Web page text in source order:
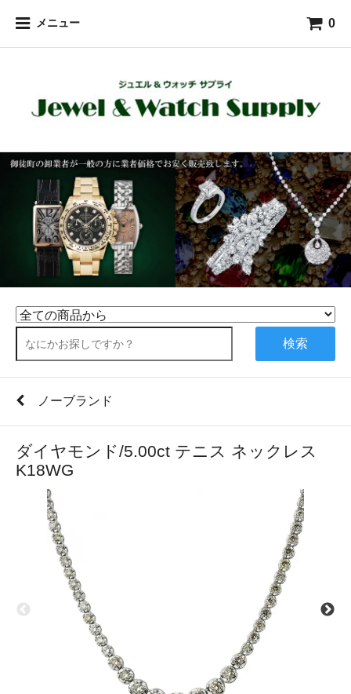
メニュー 0
検索
ノーブランド
ダイヤモンド/5.00ct テニス ネックレス
K18WG